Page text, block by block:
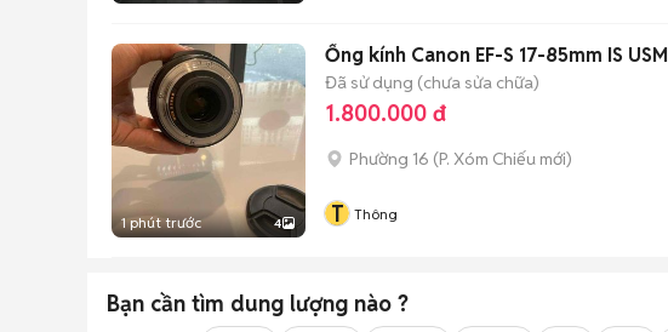
1 phút trước 4
Ống kính Canon EF-S 17-85mm IS USM
Đã sử dụng (chưa sửa chữa)
1.800.000 đ
Phường 16 (P. Xóm Chiếu mới)
T Thông
Bạn cần tìm dung lượng nào ?